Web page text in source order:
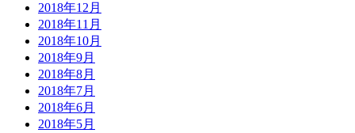
2018年12月
2018年11月
2018年10月
2018年9月
2018年8月
2018年7月
2018年6月
2018年5月